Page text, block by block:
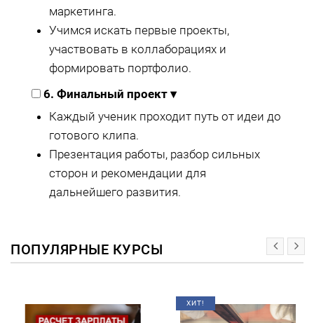
маркетинга.
Учимся искать первые проекты,
участвовать в коллаборациях и
формировать портфолио.
6. Финальный проект ▾
Каждый ученик проходит путь от идеи до
готового клипа.
Презентация работы, разбор сильных
сторон и рекомендации для
дальнейшего развития.
ПОПУЛЯРНЫЕ КУРСЫ
ХИТ!